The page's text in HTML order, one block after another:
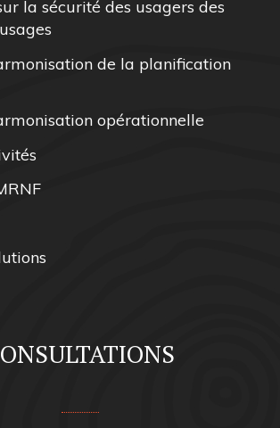
la sécurité des usagers des
de la planification
opérationnelle